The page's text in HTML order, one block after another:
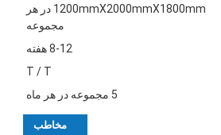
1200mmX2000mmX1800mm در هر
مجموعه
8-12 هفته
T / T
5 مجموعه در هر ماه
مخاطب